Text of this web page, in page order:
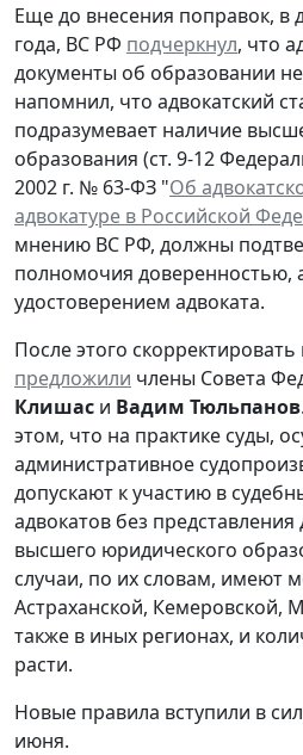
Еще до внесения поправок, в
года, ВС РФ подчеркнул, что
документы об образовании
напомнил, что адвокатский
подразумевает наличие
образования (ст. 9-12
2002 г. № 63-ФЗ "Об
адвокатуре в Российской
мнению ВС РФ, должны
полномочия доверенностью,
удостоверением адвоката.
После этого
предложили члены Совета
Клишас и Вадим Тюльпанов
этом, что на практике суды,
административное
допускают к участию в
адвокатов без
высшего юридического
случаи, по их словам, имеют
Астраханской, Кемеровской,
также в иных регионах, и
расти.
Новые правила вступили в
июня.